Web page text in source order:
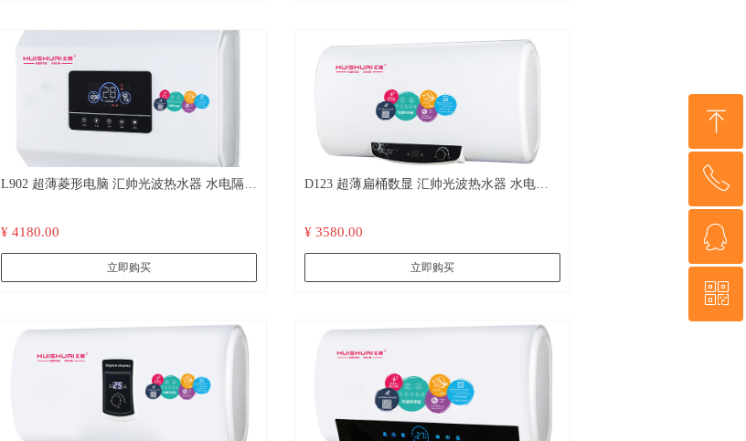
L902 超薄菱形电脑 汇帅光波热水器 水电隔离
¥ 4180.00
立即购买
D123 超薄扁桶数显 汇帅光波热水器 水电隔
¥ 3580.00
立即购买
ꁸ
回到顶部
ꂅ
18022020295
ꁗ
QQ客服
ꀥ